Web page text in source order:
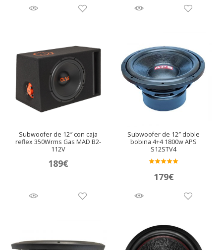
originalactual
original
Subwoofer de 12″ con caja
reflex 350Wrms Gas MAD B2-
112V
189€
Subwoofer de 12″ doble
bobina 4+4 1800w APS
S12STV4
do en
179€